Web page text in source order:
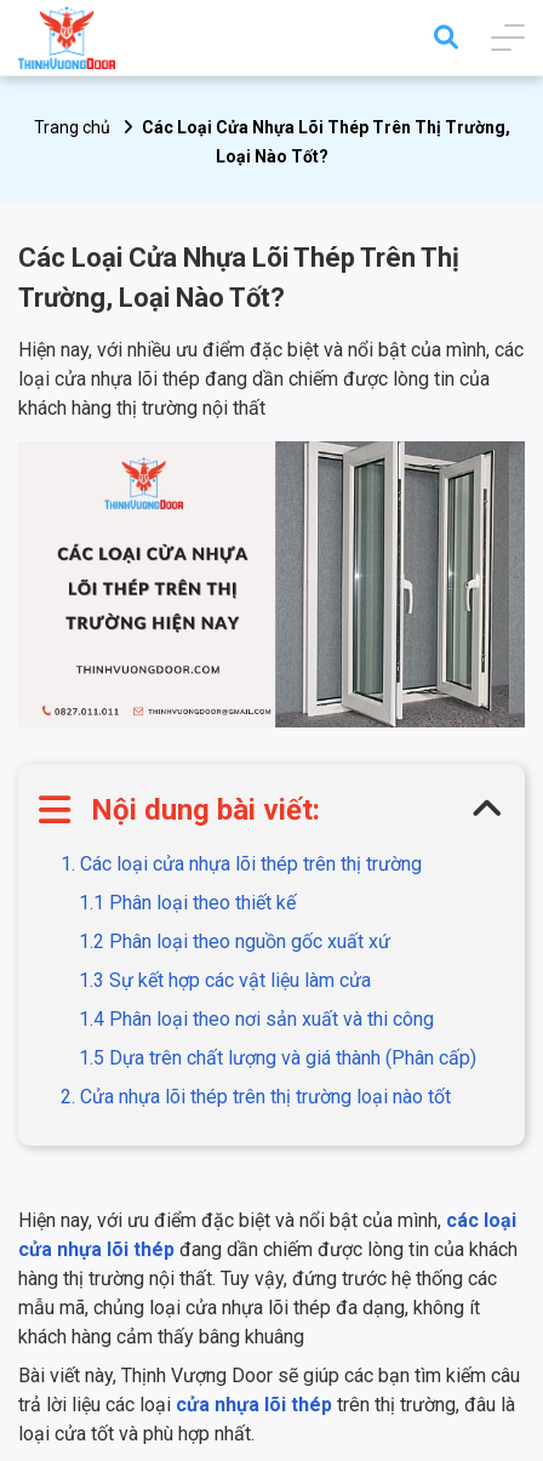
Trang chủ
Các Loại Cửa Nhựa Lõi Thép Trên Thị Trường,
Loại Nào Tốt?
Các Loại Cửa Nhựa Lõi Thép Trên Thị
Trường, Loại Nào Tốt?
Hiện nay, với nhiều ưu điểm đặc biệt và nổi bật của mình, các
loại cửa nhựa lõi thép đang dần chiếm được lòng tin của
khách hàng thị trường nội thất
Nội dung bài viết:
1. Các loại cửa nhựa lõi thép trên thị trường
1.1 Phân loại theo thiết kế
1.2 Phân loại theo nguồn gốc xuất xứ
1.3 Sự kết hợp các vật liệu làm cửa
1.4 Phân loại theo nơi sản xuất và thi công
1.5 Dựa trên chất lượng và giá thành (Phân cấp)
2. Cửa nhựa lõi thép trên thị trường loại nào tốt
Hiện nay, với ưu điểm đặc biệt và nổi bật của mình, các loại
cửa nhựa lõi thép đang dần chiếm được lòng tin của khách
hàng thị trường nội thất. Tuy vậy, đứng trước hệ thống các
mẫu mã, chủng loại cửa nhựa lõi thép đa dạng, không ít
khách hàng cảm thấy bâng khuâng
Bài viết này, Thịnh Vượng Door sẽ giúp các bạn tìm kiếm câu
trả lời liệu các loại cửa nhựa lõi thép trên thị trường, đâu là
loại cửa tốt và phù hợp nhất.